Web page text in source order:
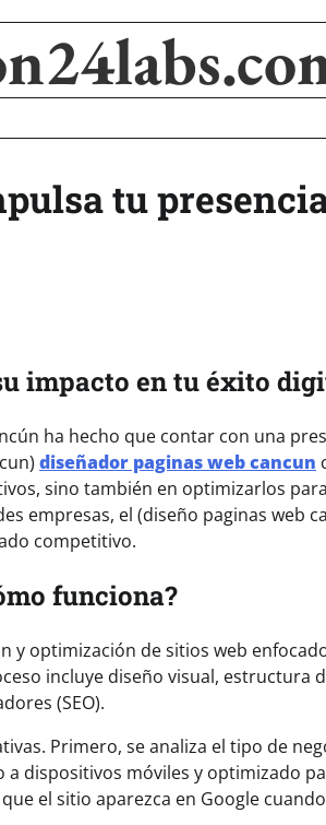
tu
impacto en tu éxito
ha hecho que contar con una
diseñador paginas web cancun
sino también en optimizarlos para
empresas, el (diseño paginas web
competitivo.
funciona?
y optimización de sitios web
incluye diseño visual, estructura
(SEO).
Primero, se analiza el tipo de
dispositivos móviles y optimizado
el sitio aparezca en Google